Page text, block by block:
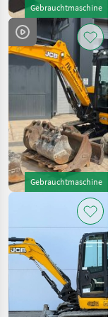
Gebrauchtmaschine
Gebrauchtmaschine